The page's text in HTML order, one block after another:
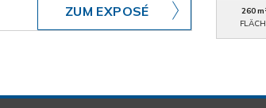
ZUM EXPOSÉ
260